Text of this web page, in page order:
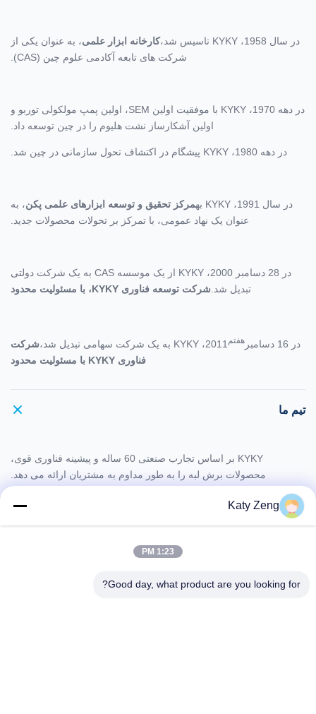
در سال 1958، KYKY تاسیس شد، کارخانه ابزار علمی، به عنوان یکی از
شرکت های تابعه آکادمی علوم چین (CAS).
در دهه 1970، KYKY با موفقیت اولین SEM، اولین پمپ مولکولی توربو و
اولین آشکارساز نشت هلیوم را در چین توسعه داد.
در دهه 1980، KYKY پیشگام در اکتشاف تحول سازمانی در چین شد.
در سال 1991، KYKY به مرکز تحقیق و توسعه ابزارهای علمی پکن، به
عنوان یک نهاد عمومی، با تمرکز بر تحولات محصولات جدید.
در 28 دسامبر 2000، KYKY از یک موسسه CAS به یک شرکت دولتی
تبدیل شد. شرکت توسعه فناوری KYKY، با مسئولیت محدود
در 16 دسامبر هفتم 2011، KYKY به یک شرکت سهامی تبدیل شد،
شرکت
فناوری KYKY با مسئولیت محدود
تیم ما
KYKY بر اساس تجارب صنعتی 60 ساله و پیشینه فناوری قوی،
محصولات برش لبه را به طور مداوم به مشتریان ارائه می دهد.
همراه با 2 پایگاه تولیدی و 4 شعبه فروش در چین. ، KYKY پاسخ راحت و
سریع را به مشتریان ارائه می دهد.
Katy Zeng
1:23 PM
Good day, what product are you looking for?